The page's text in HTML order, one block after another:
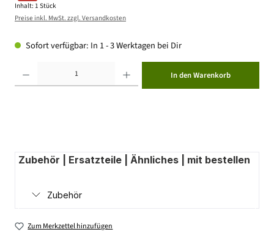
Inhalt: 1 Stück
Preise inkl. MwSt. zzgl. Versandkosten
Sofort verfügbar: In 1 - 3 Werktagen bei Dir
In den Warenkorb
Zubehör | Ersatzteile | Ähnliches | mit bestellen
Zubehör
Zum Merkzettel hinzufügen